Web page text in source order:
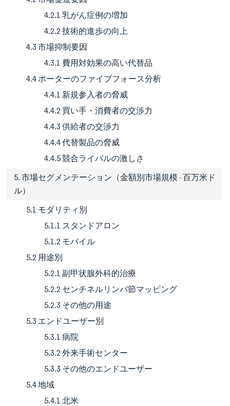
4.2.1 乳がん症例の増加
4.2.2 技術的進歩の向上
4.3 市場抑制要因
4.3.1 費用対効果の高い代替品
4.4 ポーターのファイブフォース分析
4.4.1 新規参入者の脅威
4.4.2 買い手・消費者の交渉力
4.4.3 供給者の交渉力
4.4.4 代替製品の脅威
4.4.5 競合ライバルの激しさ
5. 市場セグメンテーション（金額別市場規模 - 百万米ド
ル）
5.1 モダリティ別
5.1.1 スタンドアロン
5.1.2 モバイル
5.2 用途別
5.2.1 副甲状腺外科的治療
5.2.2 センチネルリンパ節マッピング
5.2.3 その他の用途
5.3 エンドユーザー別
5.3.1 病院
5.3.2 外来手術センター
5.3.3 その他のエンドユーザー
5.4 地域
5.4.1 北米